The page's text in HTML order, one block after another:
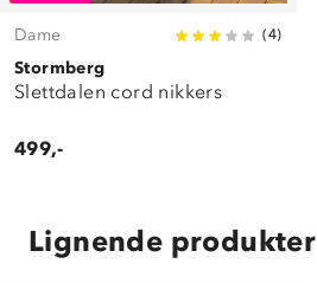
Dame (4)
Stormberg
Slettdalen cord nikkers
499,-
Lignende produkter